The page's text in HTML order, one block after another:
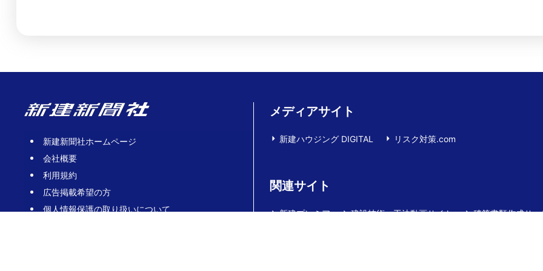
新建新聞社ホームページ
会社概要
利用規約
広告掲載希望の方
個人情報保護の取り扱いについて
メディアサイト
新建ハウジング DIGITAL リスク対策.com
関連サイト
新建プレミア 建設技術・工法動画サイト 積算書類作成サー